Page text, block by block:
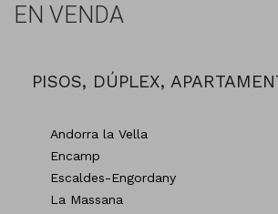
EN VENDA
PISOS, DÚPLEX,
Andorra la Vella
Encamp
Escaldes-Engordany
La Massana